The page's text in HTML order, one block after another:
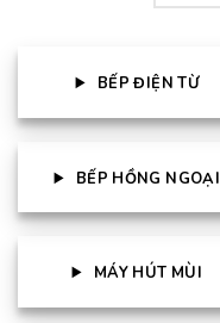
BẾP ĐIỆN TỪ
BẾP HỒNG NGOẠI
MÁY HÚT MÙI